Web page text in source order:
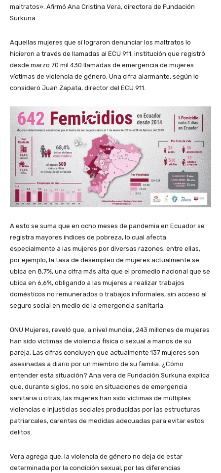
maltratos». Afirmó Ana Cristina Vera, directora de Fundación
Surkuna.
Aquellas mujeres que sí lograron denunciar los maltratos lo
hicieron a través de llamadas al ECU 911, institución que registró
desde marzo 70 mil 430 llamadas de emergencia de mujeres
víctimas de violencia de género. Una cifra alarmante, según lo
consideró Juan Zapata, director del ECU 911.
A esto se suma que en ocho meses de pandemia en Ecuador se
registra mayores índices de pobreza, lo cual afecta
especialmente a las mujeres por diversas razones; entre ellas,
por ejemplo, la tasa de desempleo de mujeres actualmente se
ubica en 8,7%, una cifra más alta que el promedio nacional que se
ubica en 6,6%, obligando a las mujeres a realizar trabajos
domésticos no remunerados o trabajos informales, sin acceso al
seguro social en medio de la emergencia sanitaria.
ONU Mujeres, reveló que, a nivel mundial, 243 millones de mujeres
han sido víctimas de violencia física o sexual a manos de su
pareja. Las cifras concluyen que actualmente 137 mujeres son
asesinadas a diario por un miembro de su familia. ¿Cómo
entender esta situación? Ana vera de Fundación Surkuna explica
que, durante siglos, no solo en situaciones de emergencia
sanitaria u otras, las mujeres han sido víctimas de múltiples
violencias e injusticias sociales producidas por las estructuras
patriarcales, carentes de medidas adecuadas para evitar estos
delitos.
Vera agrega que, la violencia de género no deja de estar
determinada por la condición sexual, por las diferencias